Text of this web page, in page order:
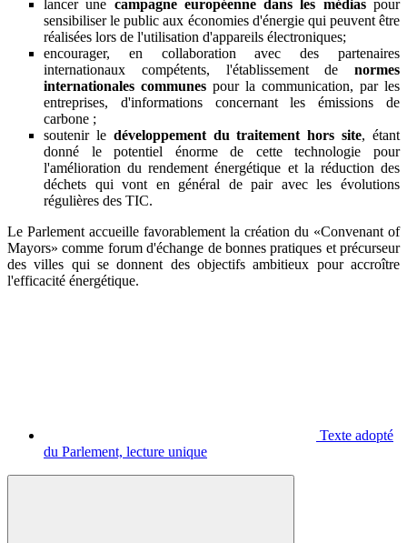
lancer une campagne européenne dans les médiaspour
sensibiliser le public aux économies d'énergie qui peuvent être
réalisées lors de l'utilisation d'appareils électroniques;
encourager, en collaboration avec des partenaires
internationaux compétents, l'établissement de normes
internationales communes pour la communication, par les
entreprises, d'informations concernant les émissions de
carbone ;
soutenir le développement du traitement hors site, étant
donné le potentiel énorme de cette technologie pour
l'amélioration du rendement énergétique et la réduction des
déchets qui vont en général de pair avec les évolutions
régulières des TIC.
Le Parlement accueille favorablement la création du «Convenant of
Mayors» comme forum d'échange de bonnes pratiques et précurseur
des villes qui se donnent des objectifs ambitieux pour accroître
l'efficacité énergétique.
Texte adopté
du Parlement, lecture unique